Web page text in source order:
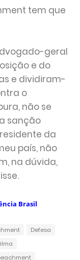
tem que
geral
e do
e dividiram-
o
não se
sanção
da
país, não
na dúvida,
Brasil
Defesa